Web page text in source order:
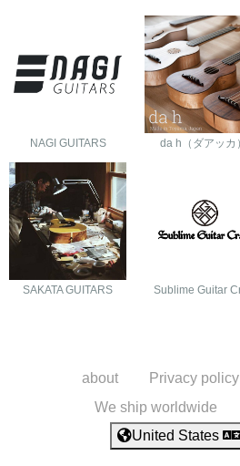
NAGI GUITARS da h（ダアッカ）
SAKATA GUITARS Sublime Guitar
about Privacy policy
We ship worldwide
United States